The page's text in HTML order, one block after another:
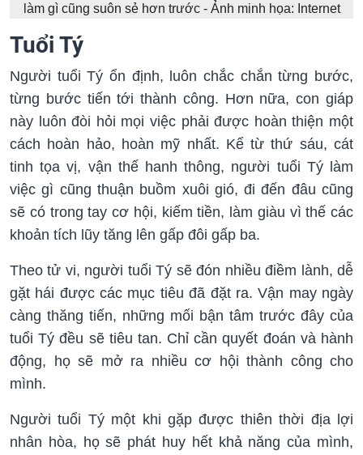
làm gì cũng suôn sẻ hơn trước - Ảnh minh họa: Internet
Tuổi Tý
Người tuổi Tý ổn định, luôn chắc chắn từng bước,
từng bước tiến tới thành công. Hơn nữa, con giáp
này luôn đòi hỏi mọi việc phải được hoàn thiện một
cách hoàn hảo, hoàn mỹ nhất. Kể từ thứ sáu, cát
tinh tọa vị, vận thế hanh thông, người tuổi Tý làm
việc gì cũng thuận buồm xuôi gió, đi đến đâu cũng
sẽ có trong tay cơ hội, kiếm tiền, làm giàu vì thế các
khoản tích lũy tăng lên gấp đôi gấp ba.
Theo tử vi, người tuổi Tý sẽ đón nhiều điềm lành, dễ
gặt hái được các mục tiêu đã đặt ra. Vận may ngày
càng thăng tiến, những mối bận tâm trước đây của
tuổi Tý đều sẽ tiêu tan. Chỉ cần quyết đoán và hành
động, họ sẽ mở ra nhiều cơ hội thành công cho
mình.
Người tuổi Tý một khi gặp được thiên thời địa lợi
nhân hòa, họ sẽ phát huy hết khả năng của mình,